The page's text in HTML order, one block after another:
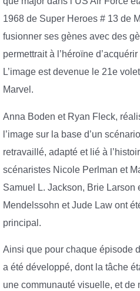
1968 de Super Heroes # 13 de
fusionner ses gènes avec des
permettrait à l’héroïne
L’image est devenue le 21e
Marvel.
Anna Boden et Ryan Fleck,
l’image sur la base d’un
retravaillé, adapté et lié à
scénaristes Nicole Perlman et
Samuel L. Jackson, Brie Larson
Mendelssohn et Jude Law ont
principal.
Ainsi que pour chaque épisode
a été développé, dont la tâche
une communauté visuelle, et de